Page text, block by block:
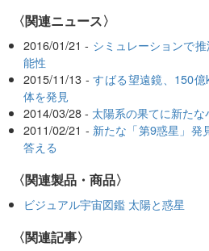
〈関連ニュース〉
2016/01/21 - シミュレーションで
能性
2015/11/13 -すばる望遠鏡、150
体を発見
2014/03/28 - 太陽系の果てに新たな
2011/02/21 - 新たな「第9惑星」
答える
〈関連製品・商品〉
ビジュアル宇宙図鑑 太陽と惑星
関連記事